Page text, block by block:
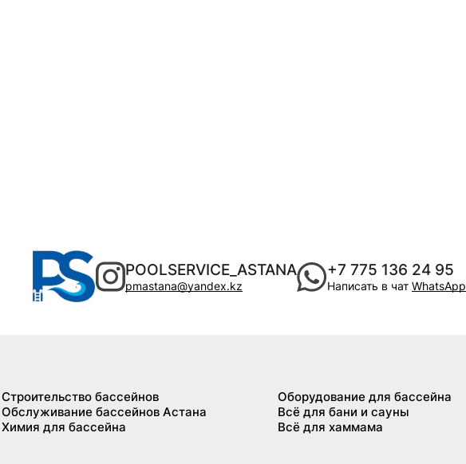
POOLSERVICE_ASTANA
pmastana@yandex.kz
+7 775 136 24 95
Написать в чат WhatsApp
Строительство бассейнов
Обслуживание бассейнов Астана
Химия для бассейна
Оборудование для бассейна
Всё для бани и сауны
Всё для хаммама